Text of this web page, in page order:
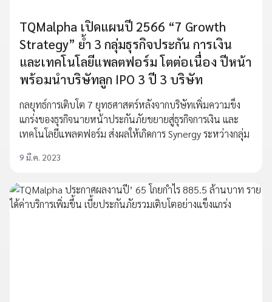
TQMalpha เปิดแผนปี 2566 “7 Growth
Strategy” ย้ำ 3 กลุ่มธุรกิจประกัน การเงิน
และเทคโนโลยีแพลตฟอร์ม โตต่อเนื่อง ปีหน้า
พร้อมนำบริษัทลูก IPO 3 ปี 3 บริษัท
กลยุทธ์การเติบโต 7 ยุทธศาสตร์หลังจากบริษัทเพิ่มความข็ง
แกร่งของธุรกิจนายหน้าประกันภัยขยายสู่ธุรกิจการเงิน และ
เทคโนโลยีแพลตฟอร์ม ส่งผลให้เกิดการ Synergy ระหว่างกลุ่ม
9 มี.ค. 2023